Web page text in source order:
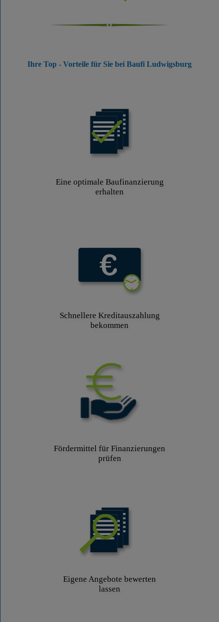
Ihre Top - Vorteile für Sie bei Baufi Ludwigsburg
Eine optimale Baufinanzierung
erhalten
Schnellere Kreditauszahlung
bekommen
Fördermittel für Finanzierungen
prüfen
Eigene Angebote bewerten
lassen